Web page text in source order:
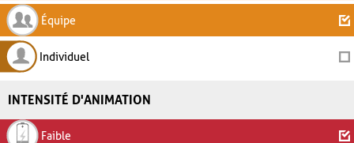
Équipe
Individuel
INTENSITÉ D'ANIMATION
Faible